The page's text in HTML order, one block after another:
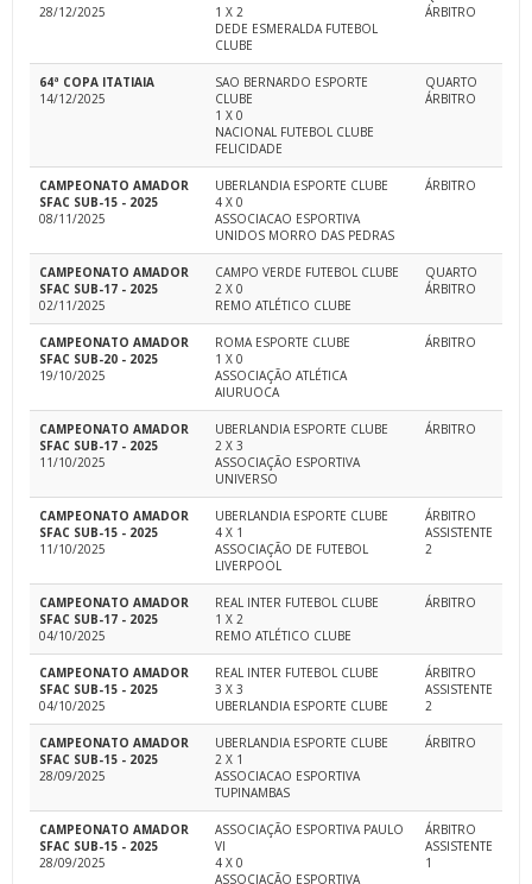
28/12/2025
1 X 2
DEDE ESMERALDA FUTEBOL
CLUBE
ÁRBITRO
64ª COPA ITATIAIA
14/12/2025
SAO BERNARDO ESPORTE
CLUBE
1 X 0
NACIONAL FUTEBOL CLUBE
FELICIDADE
QUARTO
ÁRBITRO
CAMPEONATO AMADOR
SFAC SUB-15 - 2025
08/11/2025
UBERLANDIA ESPORTE CLUBE
4 X 0
ASSOCIACAO ESPORTIVA
UNIDOS MORRO DAS PEDRAS
ÁRBITRO
CAMPEONATO AMADOR
SFAC SUB-17 - 2025
02/11/2025
CAMPO VERDE FUTEBOL CLUBE
2 X 0
REMO ATLÉTICO CLUBE
QUARTO
ÁRBITRO
CAMPEONATO AMADOR
SFAC SUB-20 - 2025
19/10/2025
ROMA ESPORTE CLUBE
1 X 0
ASSOCIAÇÃO ATLÉTICA
AIURUOCA
ÁRBITRO
CAMPEONATO AMADOR
SFAC SUB-17 - 2025
11/10/2025
UBERLANDIA ESPORTE CLUBE
2 X 3
ASSOCIAÇÃO ESPORTIVA
UNIVERSO
ÁRBITRO
CAMPEONATO AMADOR
SFAC SUB-15 - 2025
11/10/2025
UBERLANDIA ESPORTE CLUBE
4 X 1
ASSOCIAÇÃO DE FUTEBOL
LIVERPOOL
ÁRBITRO
ASSISTENTE
2
CAMPEONATO AMADOR
SFAC SUB-17 - 2025
04/10/2025
REAL INTER FUTEBOL CLUBE
1 X 2
REMO ATLÉTICO CLUBE
ÁRBITRO
CAMPEONATO AMADOR
SFAC SUB-15 - 2025
04/10/2025
REAL INTER FUTEBOL CLUBE
3 X 3
UBERLANDIA ESPORTE CLUBE
ÁRBITRO
ASSISTENTE
2
CAMPEONATO AMADOR
SFAC SUB-15 - 2025
28/09/2025
UBERLANDIA ESPORTE CLUBE
2 X 1
ASSOCIACAO ESPORTIVA
TUPINAMBAS
ÁRBITRO
CAMPEONATO AMADOR
SFAC SUB-15 - 2025
28/09/2025
ASSOCIAÇÃO ESPORTIVA PAULO
VI
4 X 0
ASSOCIAÇÃO ESPORTIVA
ÁRBITRO
ASSISTENTE
1